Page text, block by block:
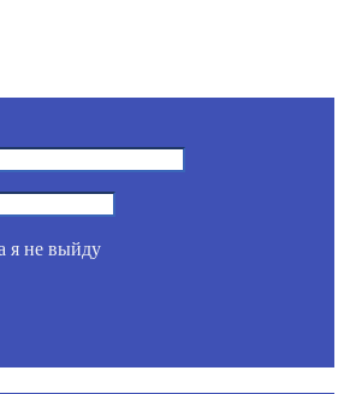
я не выйду